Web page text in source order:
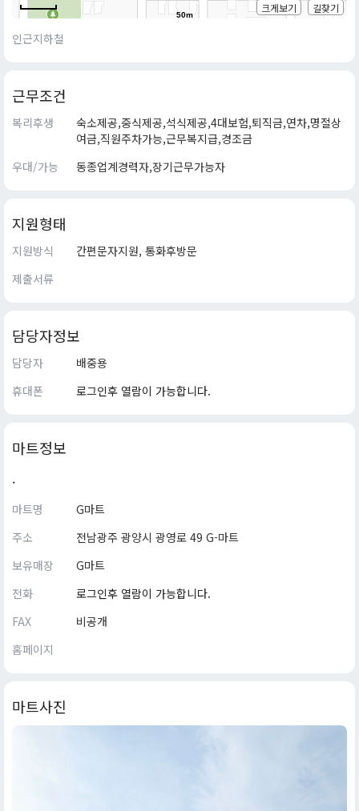
50m
크게보기 길찾기
인근지하철
근무조건
복리후생
숙소제공,중식제공,석식제공,4대보험,퇴직금,연차,명절상
여금,직원주차가능,근무복지급,경조금
우대/가능
동종업계경력자,장기근무가능자
지원형태
지원방식
간편문자지원, 통화후방문
제출서류
담당자정보
담당자
배중용
휴대폰
로그인후 열람이 가능합니다.
마트정보
.
마트명
G마트
주소
전남광주 광양시 광영로 49 G-마트
보유매장
G마트
전화
로그인후 열람이 가능합니다.
FAX
비공개
홈페이지
마트사진